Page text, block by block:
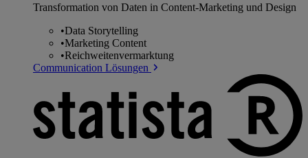
Transformation von Daten in Content-Marketing und Design
•Data Storytelling
•Marketing Content
•Reichweitenvermarktung
Communication Lösungen